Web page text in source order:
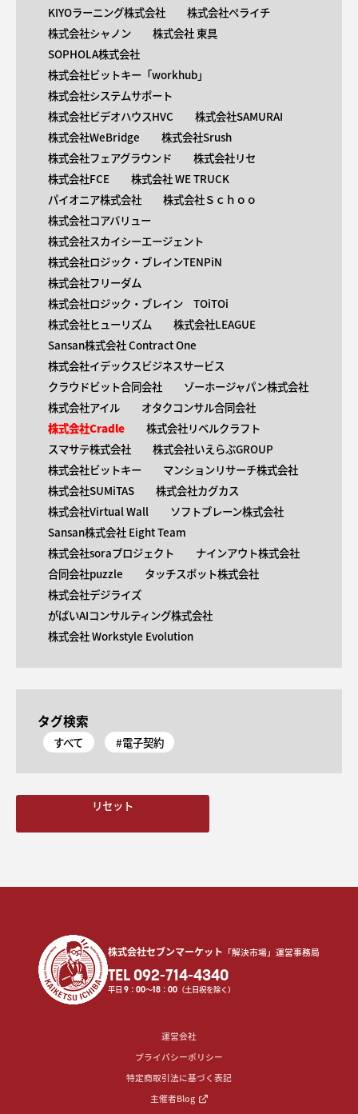
KIYOラーニング株式会社
株式会社ペライチ
株式会社シャノン
株式会社 東具
SOPHOLA株式会社
株式会社ビットキー「workhub」
株式会社システムサポート
株式会社ビデオハウスHVC
株式会社SAMURAI
株式会社WeBridge
株式会社Srush
株式会社フェアグラウンド
株式会社リセ
株式会社FCE
株式会社 WE TRUCK
パイオニア株式会社
株式会社Ｓｃｈｏｏ
株式会社コアバリュー
株式会社スカイシーエージェント
株式会社ロジック・ブレインTENPiN
株式会社フリーダム
株式会社ロジック・ブレイン TOiTOi
株式会社ヒューリズム
株式会社LEAGUE
Sansan株式会社 Contract One
株式会社イデックスビジネスサービス
クラウドビット合同会社
ゾーホージャパン株式会社
株式会社アイル
オタクコンサル合同会社
株式会社Cradle
株式会社リベルクラフト
スマサテ株式会社
株式会社いえらぶGROUP
株式会社ビットキー
マンションリサーチ株式会社
株式会社SUMiTAS
株式会社カグカス
株式会社Virtual Wall
ソフトブレーン株式会社
Sansan株式会社 Eight Team
株式会社soraプロジェクト
ナインアウト株式会社
合同会社puzzle
タッチスポット株式会社
株式会社デジライズ
がばいAIコンサルティング株式会社
株式会社 Workstyle Evolution
タグ検索
すべて #電子契約
リセット
株式会社セブンマーケット 「解決市場」運営事務局
TEL 092-714-4340
平日9 ：00〜18 ：00 （土日祝を除く）
運営会社
プライバシーポリシー
特定商取引法に基づく表記
主催者Blog